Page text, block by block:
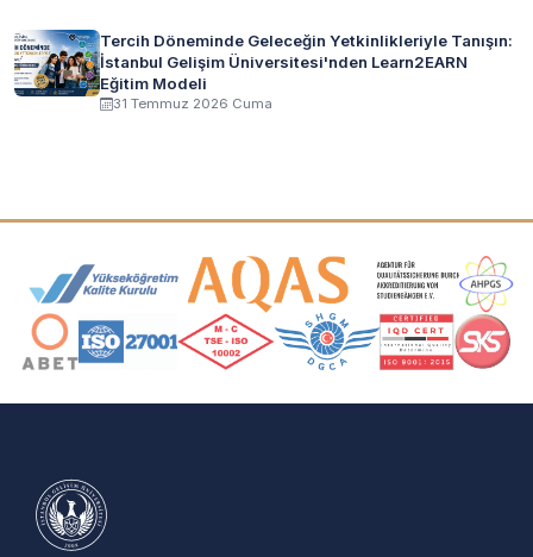
Tercih Döneminde Geleceğin Yetkinlikleriyle Tanışın:
İstanbul Gelişim Üniversitesi'nden Learn2EARN
Eğitim Modeli
31 Temmuz 2026 Cuma
Akreditasyon ve Üyelik Logoları